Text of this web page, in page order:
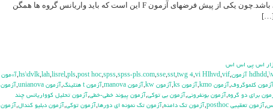
اندازه گیری حداقل در سطح سنجش ترتیبی باشد.چون یکی از پیش فرضهای آزمون F این است که باید واریانس گروه ها همگن
[…]
اس پي اس اس
,
,
hs\dvlk,lah,lisrel,pls,post hoc,spss,spss-pls.com,sse,sst,twg 4,vi Hlhvd,vif
,آ»مون
كلموگروف,آزمون kmo ,آزمون ks ,آزمون kw ,آزمون manova ,آزمون t هتلينگ ,آزمون unianova ,آزمون
براي دو گروه,آزمون بونفروني,آزمون بي توكي,آزمون پيوند خطي-خطي,آزمون تحليل كوواريانس چند
,آزمون تعقيبي posthoc ,آزمون تك دامنه,آزمون تك نمونه اي دورها,آزمون توكي,آزمون دبليو كندال,آزمون